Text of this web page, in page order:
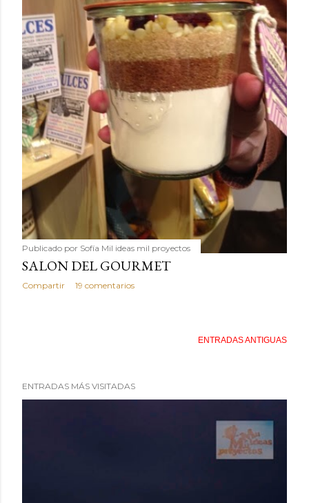
Publicado por Sofía Mil ideas mil proyectos
SALON DEL GOURMET
Compartir 19 comentarios
ENTRADAS ANTIGUAS
ENTRADAS MÁS VISITADAS